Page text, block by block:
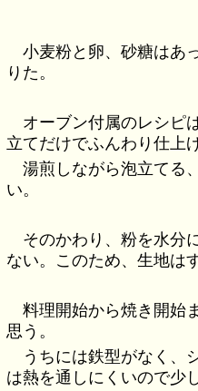
小麦粉と卵、砂糖はあ
りた。
オーブン付属のレシピ
立てだけでふんわり仕上
湯煎しながら泡立てる
い。
そのかわり、粉を水分
ない。このため、生地は
料理開始から焼き開始
思う。
うちには鉄型がなく、
は熱を通しにくいので少